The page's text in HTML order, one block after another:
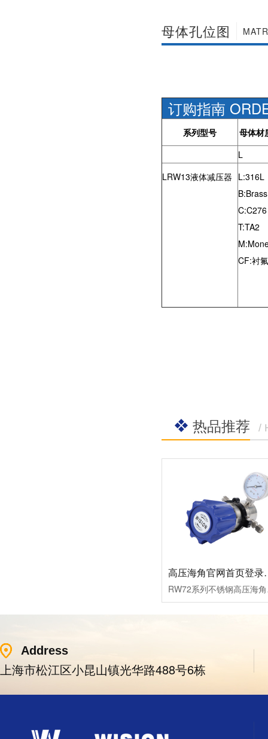
母体孔位图
订购指南
系列型号
母体材
L
LRW13液体减压器 L:316L
B:Brass
C:C276
T:TA2
CF:衬氟
热品推荐 /
高压海
RW72系列不
Address
上海市松江区小昆山镇光华路488号6栋